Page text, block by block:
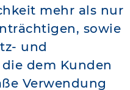
mehr als nur
sowie
und
dem Kunden
Verwendung